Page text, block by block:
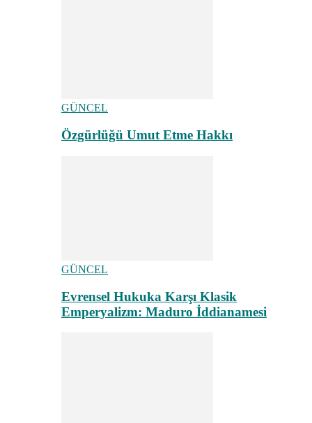
GÜNCEL
Özgürlüğü Umut Etme Hakkı
GÜNCEL
Evrensel Hukuka Karşı Klasik
Emperyalizm: Maduro İddianamesi